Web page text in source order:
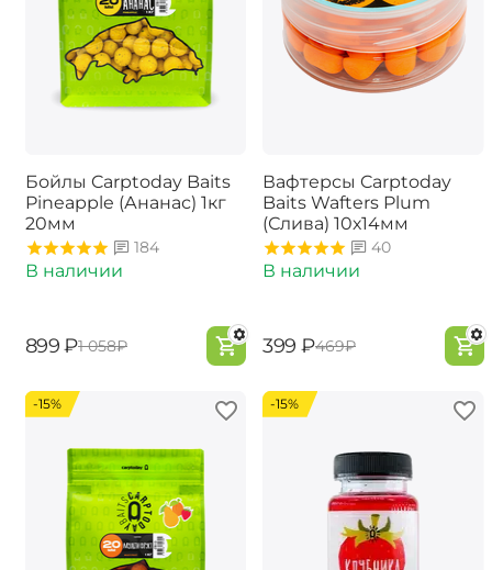
Бойлы Carptoday Baits
Pineapple (Ананас) 1кг
20мм
184
В наличии
‍899‍ ₽‍1 058‍₽
Вафтерсы Carptoday
Baits Wafters Plum
(Слива) 10х14мм
40
В наличии
‍399‍ ₽‍469‍₽
-15% -15%